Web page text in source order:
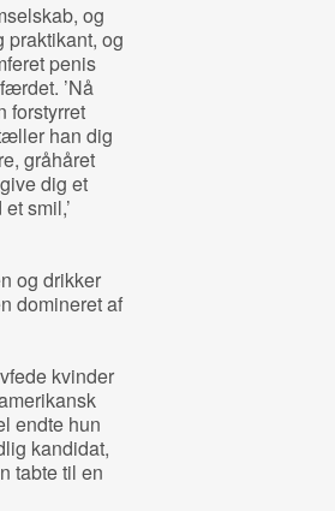
og
praktikant, og
penis
’Nå
forstyrret
han dig
gråhåret
dig et
smil,’
og drikker
domineret af
kvinder
endte hun
kandidat,
tabte til en